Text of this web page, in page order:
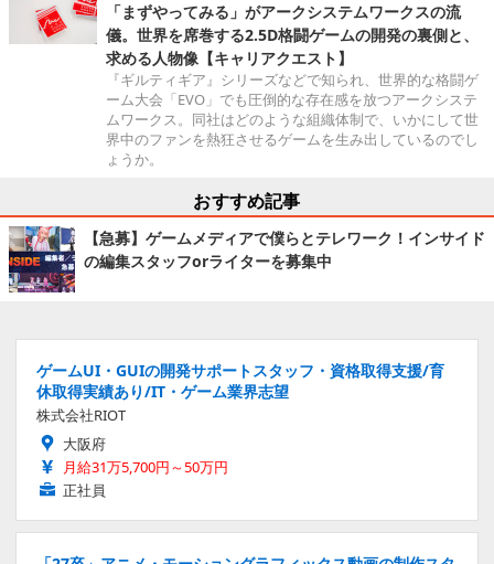
「まずやってみる」がアークシステムワークスの流
儀。世界を席巻する2.5D格闘ゲームの開発の裏側と、
求める人物像【キャリアクエスト】
『ギルティギア』シリーズなどで知られ、世界的な格闘ゲ
ーム大会「EVO」でも圧倒的な存在感を放つアークシステ
ムワークス。同社はどのような組織体制で、いかにして世
界中のファンを熱狂させるゲームを生み出しているのでし
ょうか。
おすすめ記事
【急募】ゲームメディアで僕らとテレワーク！インサイド
の編集スタッフorライターを募集中
ゲームUI・GUIの開発サポートスタッフ・資格取得支援/育
休取得実績あり/IT・ゲーム業界志望
株式会社RIOT
大阪府
月給31万5,700円～50万円
正社員